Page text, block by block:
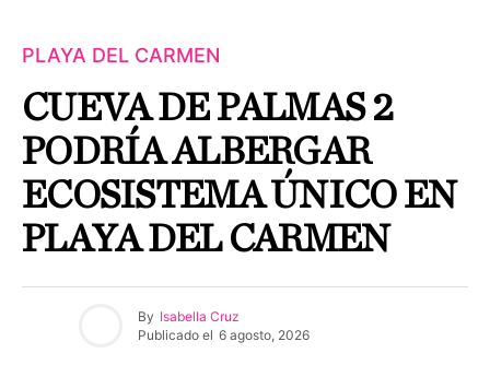
PLAYA DEL CARMEN
CUEVA DE PALMAS 2
PODRÍA ALBERGAR
ECOSISTEMA ÚNICO EN
PLAYA DEL CARMEN
By Isabella Cruz
Publicado el 6 agosto, 2026